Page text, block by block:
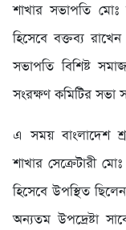
শাখার সভাপতি মোঃ
হিসেবে বক্তব্য
সভাপতি বিশিষ্ট
সংরক্ষণ কমিটির সভা
এ সময় বাংলাদেশ
শাখার সেক্রেটারী
হিসেবে উপস্থিত
অন্যতম উপদ্রেষ্টা